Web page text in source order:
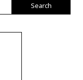
Search